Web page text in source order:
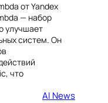
от Yandex
— набор
улучшает
систем. Он
что
AI News